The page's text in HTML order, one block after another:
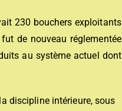
230 bouchers exploitants
de nouveau réglementée
au système actuel dont
discipline intérieure, sous